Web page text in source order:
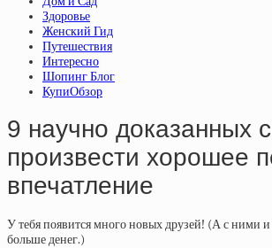
Здоровье
Женский Гид
Путешествия
Интересно
Шопинг Блог
КупиОбзор
9 научно доказанных
произвести хорошее
впечатление
У тебя появится много новых друзей! (А с ними и
больше денег.)